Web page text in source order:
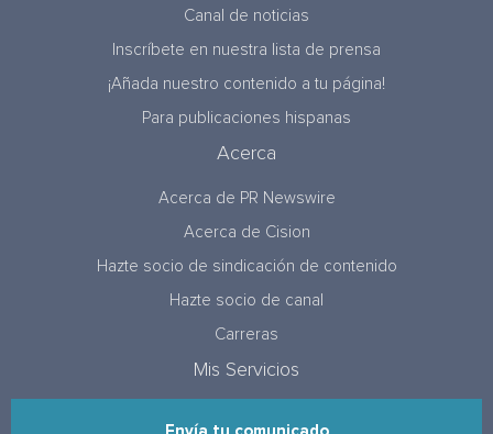
Canal de noticias
Inscríbete en nuestra lista de prensa
¡Añada nuestro contenido a tu página!
Para publicaciones hispanas
Acerca
Acerca de PR Newswire
Acerca de Cision
Hazte socio de sindicación de contenido
Hazte socio de canal
Carreras
Mis Servicios